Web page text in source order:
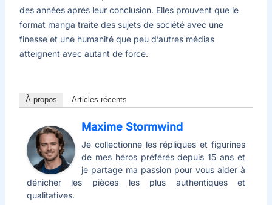
des années après leur conclusion. Elles prouvent que le
format manga traite des sujets de société avec une
finesse et une humanité que peu d’autres médias
atteignent avec autant de force.
À propos Articles récents
Maxime Stormwind
Je collectionne les répliques et figurines
de mes héros préférés depuis 15 ans et
je partage ma passion pour vous aider à
dénicher les pièces les plus authentiques et
qualitatives.